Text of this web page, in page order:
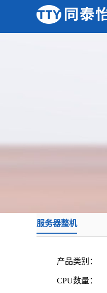
服务器整机
产品类别：
CPU数量：